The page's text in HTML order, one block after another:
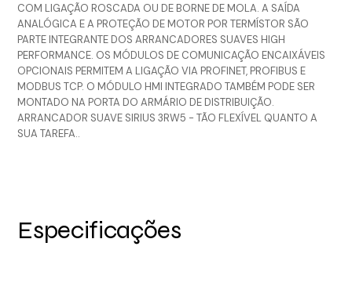
COM LIGAÇÃO ROSCADA OU DE BORNE DE MOLA. A SAÍDA
ANALÓGICA E A PROTEÇÃO DE MOTOR POR TERMÍSTOR SÃO
PARTE INTEGRANTE DOS ARRANCADORES SUAVES HIGH
PERFORMANCE. OS MÓDULOS DE COMUNICAÇÃO ENCAIXÁVEIS
OPCIONAIS PERMITEM A LIGAÇÃO VIA PROFINET, PROFIBUS E
MODBUS TCP. O MÓDULO HMI INTEGRADO TAMBÉM PODE SER
MONTADO NA PORTA DO ARMÁRIO DE DISTRIBUIÇÃO.
ARRANCADOR SUAVE SIRIUS 3RW5 - TÃO FLEXÍVEL QUANTO A
SUA TAREFA..
Especificações